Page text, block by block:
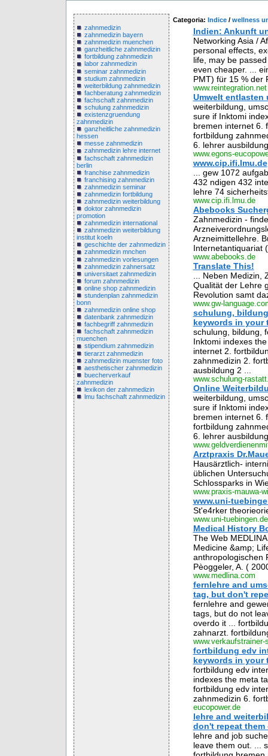
zahnmedizin
zahnmedizin bayern
zahnmedizin muenchen
ganzheitliche zahnmedizin
fortbildung zahnmedizin
labor zahnmedizin
seminar zahnmedizin
studium zahnmedizin
weiterbildung zahnmedizin
fachberatung zahnmedizin
fachschaft zahnmedizin
schulung zahnmedizin
existenzgruendung
zahnmedizin
ganzheitliche zahnmedizin
hessen
messe zahnmedizin
zahnmedizin lehre internet
fachschaft zahnmedizin
berlin
franchise zahnmedizin
franchising zahnmedizin
zahnmedizin seminar
zahnmedizin fortbildung
zahnmedizin weiterbildung
doktor zahnmedizin
promotion
zahnmedizin international
zahnmedizin weiterbildung
institut koeln
geschichte der zahnmedizin
zahnmedizin mnchen
zahnmedizin vorlesungen
zahnmedizin zahnersatz
universitaet zahnmedizin
forum zahnmedizin
online shop zahnmedizin
stundenplan zahnmedizin
bonn
zahnmedizin online shop
datenbank zahnmedizin
fachbegriff zahnmedizin
fachschaft zahnmedizin
muenchen
stipendium zahnmedizin
tierarzt zahnmedizin
zahnmedizin muenster foto
aesthetischer zahnmedizin
buecherverkauf
zahnmedizin
lexikon der zahnmedizin
lmu fachschaft zahnmedizin
Categoria: Indice / wellness
Indien: Ankunft
Networking Asia /
personal effects,
life, may be
even cheaper. ...
PMT) für 15 % der
www.reintegration.net
Umwelt entlasten
weiterbildung,
sure if Inktomi
bremen internet 6.
fortbildung
6. lehrer
www.egons-
www.cip.ifi.lmu.de
... gew 1072
432 ndigen 432
lehre 74
www.cip.ifi.lmu.de
Abebooks
Zahnmedizin -
Arzneimittellehre.
Internetantiquariat
www.abebooks.de
Translate This!
... Neben
Qualität der Lehre
Revolution samt
www.gw-
schulung,
keywords in your
schulung, bildung,
Inktomi indexes
internet 2.
zahnmedizin 2.
ausbildung 2 ...
www.schulung-
Online
weiterbildung,
sure if Inktomi
bremen internet 6.
fortbildung
6. lehrer
Arztpraxis
Hausärztlich-
üblichen
Schlossparks in
www.praxis-mauwa-
www.uni-
St'e4rker
www.uni-tuebingen.de
Medical History
The Web
Medicine &amp;
anthropologischen
Pèoggeler, A. (
www.medlina.com
fernlehre and
tag, but don't
fernlehre and
tags, but do not
overdo it ...
zahnarzt.
www.verkaufstrainer-
fortbildung edv
keywords in your
fortbildung edv
indexes the meta
fortbildung edv
zahnmedizin 6.
eucopower.de
lehre and
don't repeat them
lehre and job
leave them out. ...